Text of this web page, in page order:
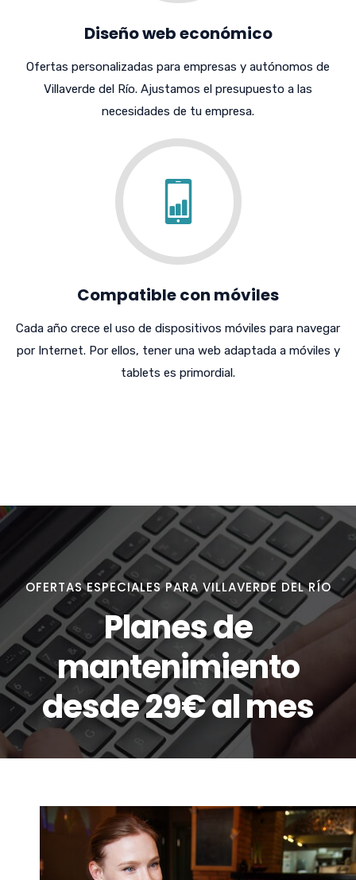
Diseño web económico
Ofertas personalizadas para empresas y autónomos de
Villaverde del Río. Ajustamos el presupuesto a las
necesidades de tu empresa.
Compatible con móviles
Cada año crece el uso de dispositivos móviles para navegar
por Internet. Por ellos, tener una web adaptada a móviles y
tablets es primordial.
OFERTAS ESPECIALES PARA VILLAVERDE DEL RÍO
Planes de
mantenimiento
desde 29€ al mes